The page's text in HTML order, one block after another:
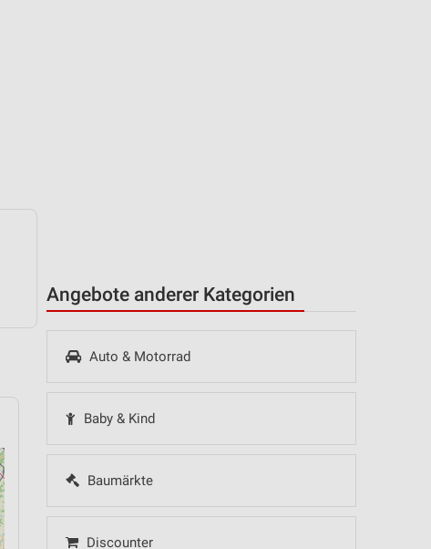
Angebote anderer Kategorien
Auto & Motorrad
Baby & Kind
Baumärkte
Discounter